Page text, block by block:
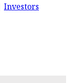
Investors